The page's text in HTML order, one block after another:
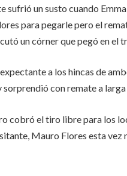
sufrió un susto cuando
para pegarle pero el
un córner que pegó en el
a los hincas de
sorprendió con remate a
cobró el tiro libre para los
Mauro Flores esta